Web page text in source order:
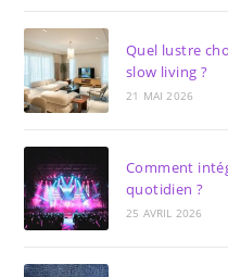
Quel lustre
slow living ?
21 MAI 2026
Comment
quotidien ?
25 AVRIL 2026